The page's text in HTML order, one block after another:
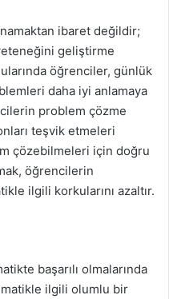
ibaret değildir;
geliştirme
öğrenciler, günlük
daha iyi anlamaya
problem çözme
teşvik etmeleri
çözebilmeleri için doğru
öğrencilerin
ilgili korkularını azaltır.
başarılı olmalarında
ilgili olumlu bir